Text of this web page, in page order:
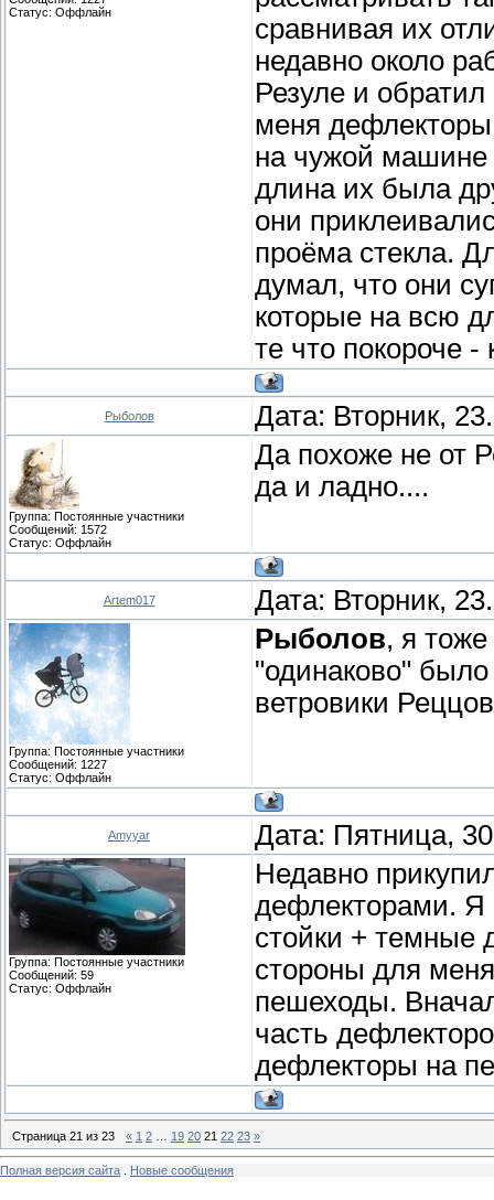
Статус: Оффлайн
сравнивая их
недавно около
Резуле и
меня
на чужой машине
длина их была
они
проёма стекла.
думал, что они
которые на всю
те что покороче -
Рыболов Дата: Вторник,
Группа: Постоянные участники
Сообщений: 1572
Статус: Оффлайн
Да похоже не от
да и ладно....
Artem017 Дата: Вторник,
Группа: Постоянные участники
Сообщений: 1227
Статус: Оффлайн
Рыболов, я
"одинаково" было
ветровики
Amyyar Дата: Пятница,
Группа: Постоянные участники
Сообщений: 59
Статус: Оффлайн
Недавно
дефлекторами. Я
стойки + темные
стороны для
пешеходы.
часть
дефлекторы на
Страница 21 из 23 « 1 2 19 20 21 22 23 »
Полная версия сайта Новые сообщения